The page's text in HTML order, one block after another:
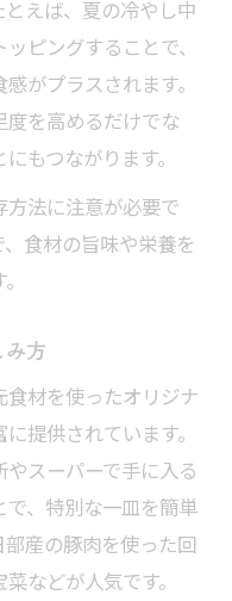
えば、夏の冷やし中
ピングすることで、
がプラスされます。
度を高めるだけでな
もつながります。
法に注意が必要で
食材の旨味や栄養を
方
材を使ったオリジナ
提供されています。
スーパーで手に入る
、特別な一皿を簡単
産の豚肉を使った回
などが人気です。